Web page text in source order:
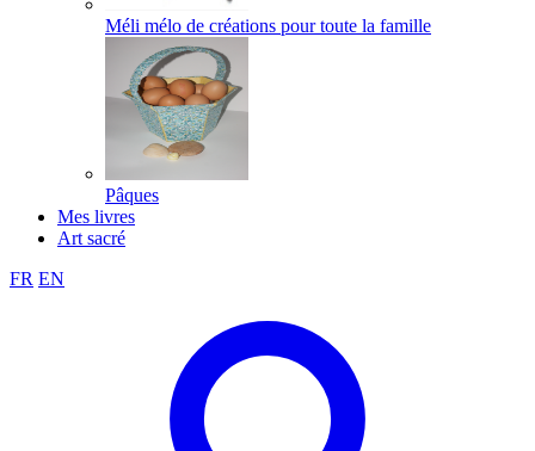
Méli mélo de créations pour toute la famille
Pâques
Mes livres
Art sacré
FR EN